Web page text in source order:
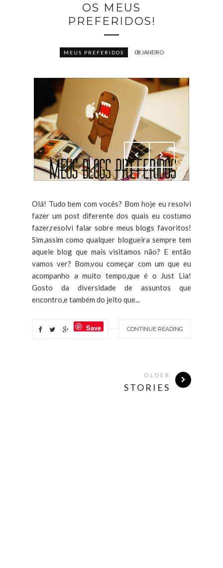
OS MEUS
PREFERIDOS!
MEUS PREFERIDOS 08 JANEIRO
Olá! Tudo bem com vocês? Bom hoje eu resolvi
fazer um post diferente dos quais eu costumo
fazer,resolvi falar sobre meus blogs favoritos!
Sim,assim como qualquer blogueira sempre tem
aquele blog que mais visitamos não? E então
vamos ver? Bom,vou começar com um que eu
acompanho a muito tempo,que é o Just Lia!
Gosto da diversidade de assuntos que
encontro,e também do jeito que...
CONTINUE READING
Save
OLDER
STORIES